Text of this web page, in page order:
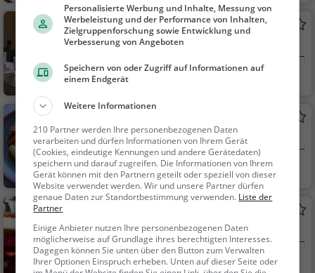
ssen, Abendessen
Zum Storchen
Restaurant in Dannstadt-Schauernheim
Dannstadt-Schaue
Restaurant, Aben
Restaurant in Dannstadt-Schauernheim
Dannstadt-Schaue
rnhe...
Restaurant, Aben
dessen, Mittagessen,
Italienisch, Pizza, Eur
Mediterran, Meeresfr
üchte, Fisch, Nudeln,
Wein, Snacks / Geträ
Kneipe in Meckenheim
Meckenheim
Bar, Bier, Wein, Sn
Personalisierte Werbung und Inhalte, Messung von
Werbeleistung und der Performance von Inhalten,
Zielgruppenforschung sowie Entwicklung und
Verbesserung von Angeboten
Speichern von oder Zugriff auf Informationen auf
einem Endgerät
Weitere Informationen
210 Partner werden Ihre personenbezogenen Daten
verarbeiten und dürfen Informationen von Ihrem Gerät
(Cookies, eindeutige Kennungen und andere Gerätedaten)
speichern und darauf zugreifen. Die Informationen von Ihrem
Gerät können mit den Partnern geteilt oder speziell von dieser
Website verwendet werden. Wir und unsere Partner dürfen
genaue Daten zur Standortbestimmung verwenden. Liste der
Partner
Einige Anbieter nutzen Ihre personenbezogenen Daten
möglicherweise auf Grundlage ihres berechtigten Interesses.
Dagegen können Sie unten über den Button zum Verwalten
Ihrer Optionen Einspruch erheben. Unten auf dieser Seite oder